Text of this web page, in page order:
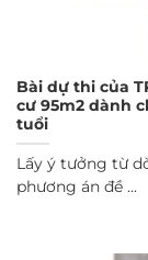
Bài dự thi của
cư 95m2 dành
tuổi
Lấy ý tưởng từ
phương án đề ...